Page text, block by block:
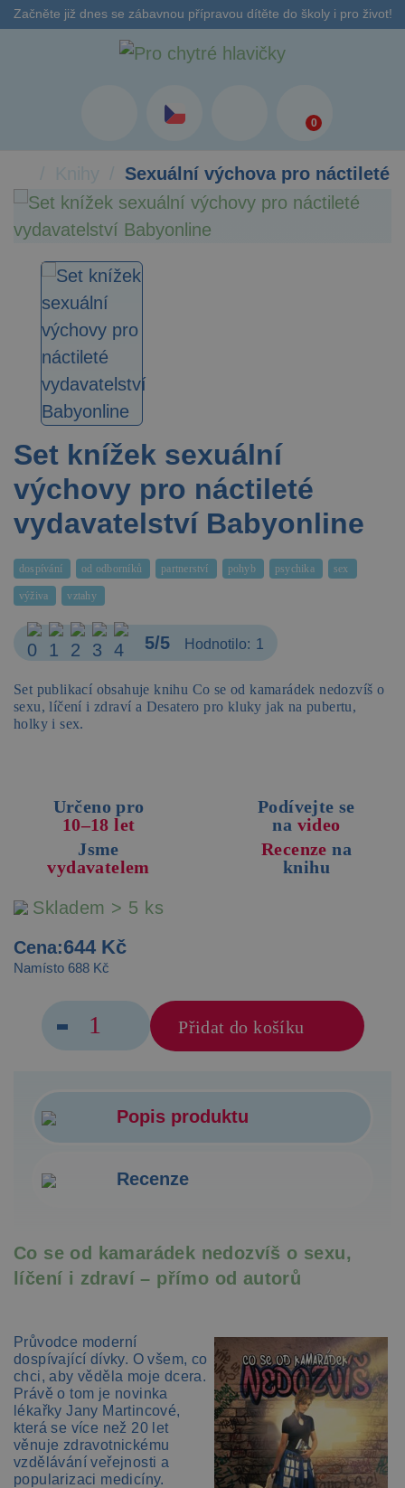
Začněte již dnes se zábavnou přípravou dítěte do školy i pro život!
0
Sexuální výchova pro náctileté
Set knížek sexuální
výchovy pro náctileté
vydavatelství Babyonline
dospívání od odborníků partnerství pohyb psychika sex
výživa vztahy
5/5 Hodnotilo: 1
Set publikací obsahuje knihu Co se od kamarádek nedozvíš o
sexu, líčení i zdraví a Desatero pro kluky jak na pubertu,
holky i sex.
Určeno pro
10–18 let
Podívejte se
na video
Jsme
vydavatelem
Recenze na
knihu
Skladem > 5 ks
Cena:644 Kč
Namísto 688 Kč
Přidat do košíku
Popis produktu
Recenze
Co se od kamarádek nedozvíš o sexu,
líčení i zdraví – přímo od autorů
Průvodce moderní
dospívající dívky. O všem, co
chci, aby věděla moje dcera.
Právě o tom je novinka
lékařky Jany Martincové,
která se více než 20 let
věnuje zdravotnickému
vzdělávání veřejnosti a
popularizaci medicíny.